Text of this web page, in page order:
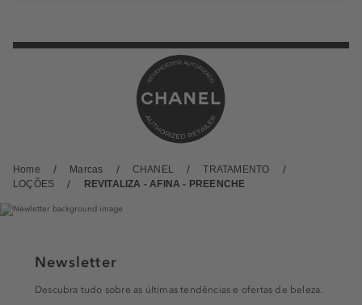
Home Marcas CHANEL
TRATAMENTO
LOÇÕES
REVITALIZA - AFINA - PREENCHE
Newsletter
Descubra tudo sobre as últimas tendências e ofertas de beleza.